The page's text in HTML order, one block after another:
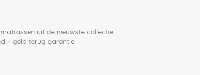
uit de nieuwste collectie
= geld terug garantie